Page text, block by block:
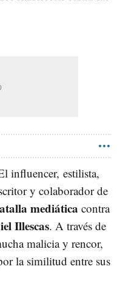
influencer, estilista,
y colaborador de
mediática contra
Illescas. A través de
malicia y rencor,
la similitud entre sus